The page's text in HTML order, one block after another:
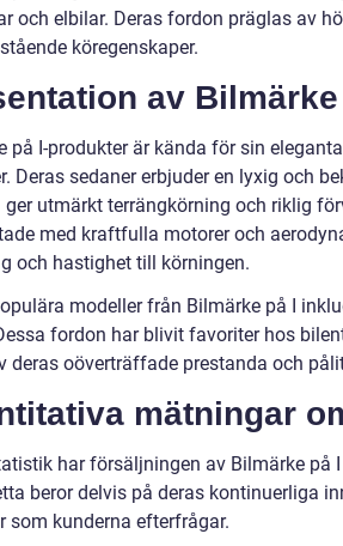
och elbilar. Deras fordon präglas av
köregenskaper.
av Bilmärke
på I-produkter är kända för sin
Deras sedaner erbjuder en lyxig och
ger utmärkt terrängkörning och riklig
med kraftfulla motorer och
och hastighet till körningen.
modeller från Bilmärke på I
fordon har blivit favoriter hos
deras oöverträffade prestanda och
mätningar
har försäljningen av Bilmärke på
beror delvis på deras kontinuerliga
som kunderna efterfrågar.